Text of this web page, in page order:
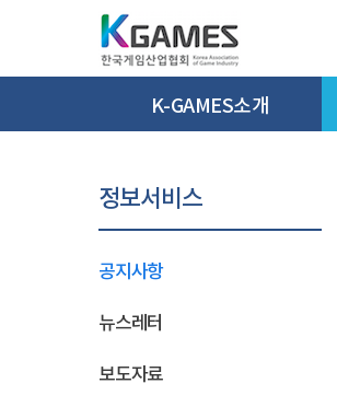
K-GAMES소개
정보서비스
공지사항
뉴스레터
보도자료